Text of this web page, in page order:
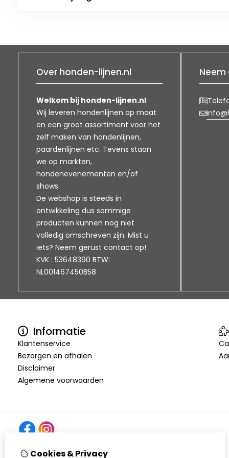
Over honden-lijnen.nl
Welkom bij honden-lijnen.nl
Wij leveren hondenlijnen op maat
en een groot assortiment voor het
zelf maken van hondenlijnen,
paardenlijnen etc. Tevens staan
we op markten,
hondenevenementen en/of
shows.
De webshop is steeds in
ontwikkeling dus sommige
producten kunnen nog niet
volledig omschreven zijn. Mist u
iets? Neem gerust contact op!
KVK : 53648390 BTW:
NL001467450B58
Informatie
Klantenservice
Bezorgen en afhalen
Disclaimer
Algemene voorwaarden
Cookies & Privacy